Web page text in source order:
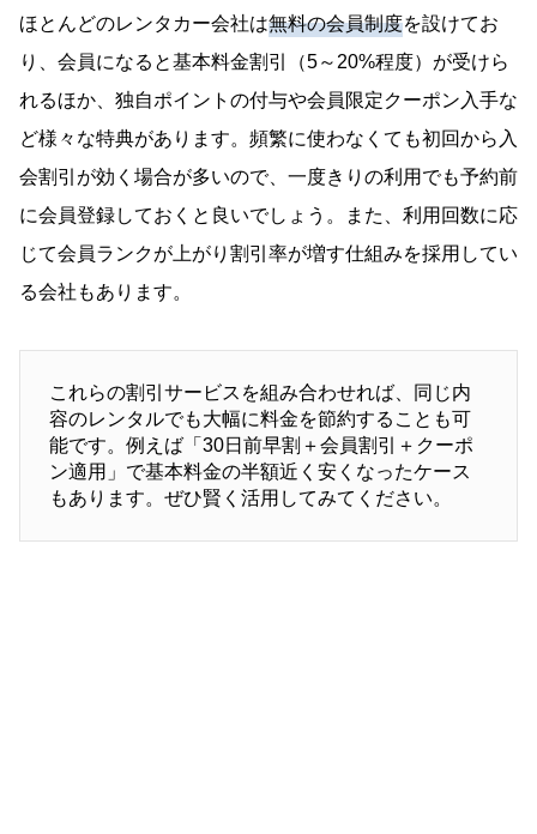
ほとんどのレンタカー会社は無料の会員制度を設けてお
り、会員になると基本料金割引（5～20%程度）が受けら
れるほか、独自ポイントの付与や会員限定クーポン入手な
ど様々な特典があります。頻繁に使わなくても初回から入
会割引が効く場合が多いので、一度きりの利用でも予約前
に会員登録しておくと良いでしょう。また、利用回数に応
じて会員ランクが上がり割引率が増す仕組みを採用してい
る会社もあります。
これらの割引サービスを組み合わせれば、同じ内
容のレンタルでも大幅に料金を節約することも可
能です。例えば「30日前早割＋会員割引＋クーポ
ン適用」で基本料金の半額近く安くなったケース
もあります。ぜひ賢く活用してみてください。